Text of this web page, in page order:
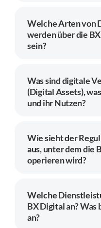
Welche Arten von
werden über die
sein?
Was sind digitale
(Digital Assets),
und ihr Nutzen?
Wie sieht der
aus, unter dem die
operieren wird?
Welche
BX Digital an?
an?